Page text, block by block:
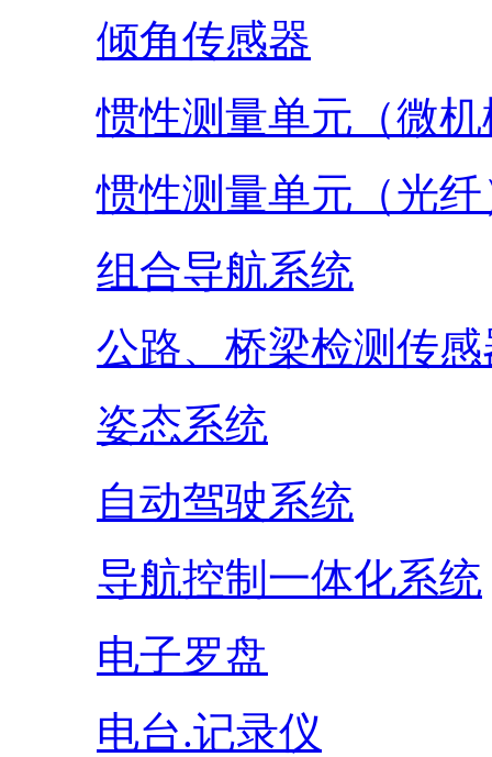
倾角传感器
惯性测量单元（微
惯性测量单元（光纤
组合导航系统
公路、桥梁检测传感
姿态系统
自动驾驶系统
导航控制一体化系统
电子罗盘
电台.记录仪